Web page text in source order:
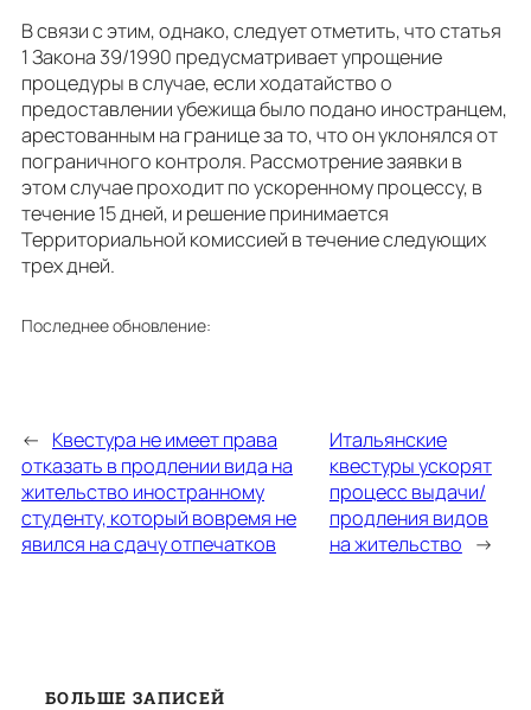
В связи с этим, однако, следует отметить, что статья
1 Закона 39/1990 предусматривает упрощение
процедуры в случае, если ходатайство о
предоставлении убежища было подано иностранцем,
арестованным на границе за то, что он уклонялся от
пограничного контроля. Рассмотрение заявки в
этом случае проходит по ускоренному процессу, в
течение 15 дней, и решение принимается
Территориальной комиссией в течение следующих
трех дней.
Последнее обновление:
← Квестура не имеет права
отказать в продлении вида на
жительство иностранному
студенту, который вовремя не
явился на сдачу отпечатков
Итальянские
квестуры ускорят
процесс выдачи/
продления видов
на жительство →
БОЛЬШЕ ЗАПИСЕЙ